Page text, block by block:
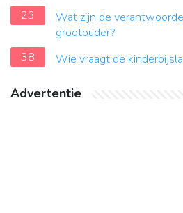
23
Wat zijn de
grootouder?
38
Wie vraagt de
Advertentie